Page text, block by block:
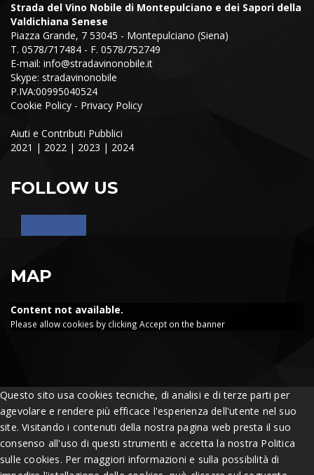
Strada del Vino Nobile di Montepulciano e dei Sapori della
Valdichiana Senese
Piazza Grande, 7 53045 - Montepulciano (Siena)
T. 0578/717484 - F. 0578/752749
E-mail: info@stradavinonobile.it
Skype: stradavinonobile
P.IVA:00995040524
Cookie Policy - Privacy Policy
Aiuti e Contributi Pubblici
2021 | 2022 | 2023 | 2024
FOLLOW US
MAP
Content not available.
Please allow cookies by clicking Accept on the banner
Questo sito usa cookies tecniche, di analisi e di terze parti per
agevolare e rendere più efficace l'esperienza dell'utente nel suo
site. Visitando i contenuti della nostra pagina web presta il suo
consenso all'uso di questi strumenti e accetta la nostra Politica
sulle cookies. Per maggiori informazioni e sulla possibilità di